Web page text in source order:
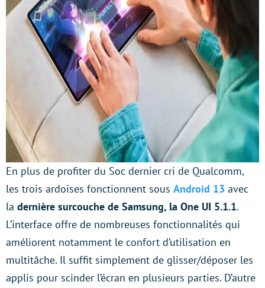
En plus de profiter du Soc dernier cri de Qualcomm,
les trois ardoises fonctionnent sous Android 13 avec
la dernière surcouche de Samsung, la One UI 5.1.1.
L’interface offre de nombreuses fonctionnalités qui
améliorent notamment le confort d’utilisation en
multitâche. Il suffit simplement de glisser/déposer les
applis pour scinder l’écran en plusieurs parties. D’autre